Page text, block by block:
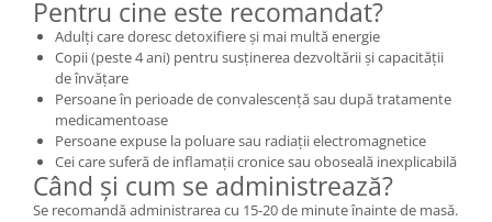
Pentru cine este recomandat?
Adulți care doresc detoxifiere și mai multă energie
Copii (peste 4 ani) pentru susținerea dezvoltării și capacității
de învățare
Persoane în perioade de convalescență sau după tratamente
medicamentoase
Persoane expuse la poluare sau radiații electromagnetice
Cei care suferă de inflamații cronice sau oboseală inexplicabilă
Când și cum se administrează?
Se recomandă administrarea cu 15-20 de minute înainte de masă.